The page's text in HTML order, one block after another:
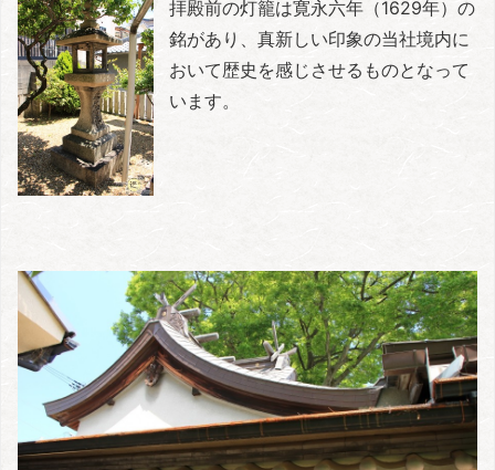
拝殿前の灯籠は寛永六年（1629年）の
銘があり、真新しい印象の当社境内に
おいて歴史を感じさせるものとなって
います。